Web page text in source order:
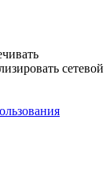
сетевой